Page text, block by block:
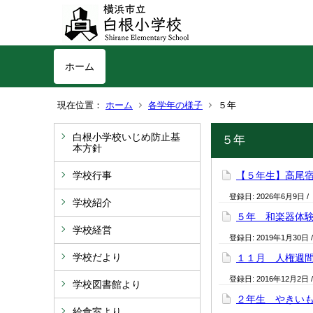
ホーム
現在位置： ホーム 各学年の様子 ５年
白根小学校いじめ防止基
本方針
学校行事
学校紹介
学校経営
学校だより
学校図書館より
５年
【５年生】高尾
登録日: 2026年6月9日 /
５年 和楽器体
登録日: 2019年1月30日
１１月 人権週
登録日: 2016年12月2日
２年生 やきい